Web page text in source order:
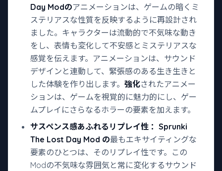
Day Modのアニメーションは、ゲームの暗くミ
ステリアスな性質を反映するように再設計され
ました。キャラクターは流動的で不気味な動き
をし、表情も変化して不安感とミステリアスな
感覚を伝えます。アニメーションは、サウンド
デザインと連動して、緊張感のある生き生きと
した体験を作り出します。 強化されたアニメー
ションは、ゲームを視覚的に魅力的にし、ゲー
ムプレイにさらなるホラーの要素を加えます。
サスペンス感あふれるリプレイ性 ：Sprunki
The Lost Day Mod の最もエキサイティングな
要素のひとつは、そのリプレイ性です。この
Modの不気味な雰囲気と常に変化するサウンド